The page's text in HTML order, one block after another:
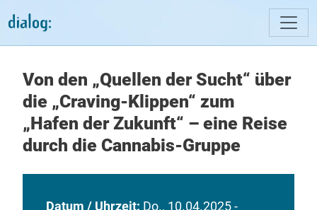
Von den „Quellen der Sucht“ über
die „Craving-Klippen“ zum
„Hafen der Zukunft“ – eine Reise
durch die Cannabis-Gruppe
Datum / Uhrzeit Do., 10.04.2025 -